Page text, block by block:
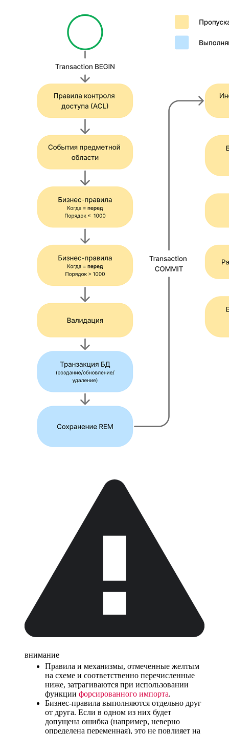
внимание
Правила и механизмы, отмеченные желтым
на схеме и соответственно перечисленные
ниже, затрагиваются при использовании
функции форсированного импорта.
Бизнес-правила выполняются отдельно друг
от друга. Если в одном из них будет
допущена ошибка (например, неверно
определена переменная), это не повлияет на